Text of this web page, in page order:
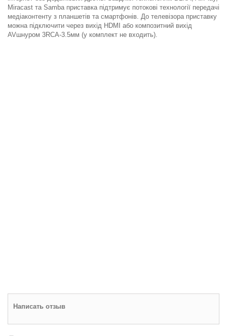
Miracast та Samba приставка підтримує потокові технології передачі
медіаконтенту з планшетів та смартфонів. До телевізора приставку
можна підключити через вихід HDMI або композитний вихід
AVшнуром 3RCA-3.5мм (у комплект не входить).
Написать отзыв